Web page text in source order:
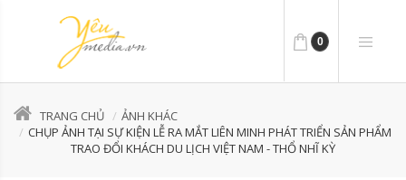
0
TRANG CHỦ
ẢNH KHÁC
CHỤP ẢNH TẠI SỰ KIỆN LỄ RA MẮT LIÊN MINH PHÁT TRIỂN SẢN PHẨM
TRAO ĐỔI KHÁCH DU LỊCH VIỆT NAM - THỔ NHĨ KỲ